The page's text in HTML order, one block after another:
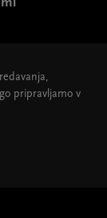
pripravljamo v